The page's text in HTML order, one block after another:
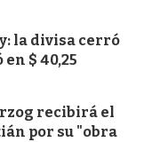
la divisa cerró
$ 40,25
recibirá el
por su "obra